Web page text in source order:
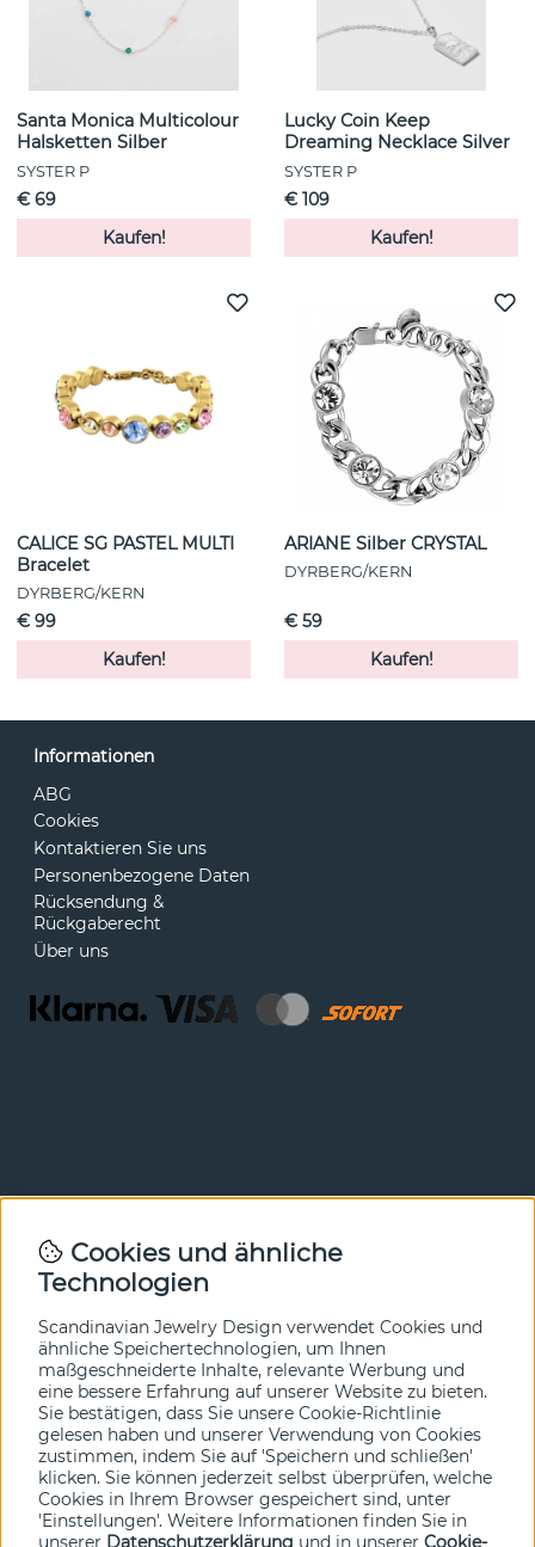
Santa Monica Multicolour
Halsketten Silber
SYSTER P
€ 69
Kaufen!
Lucky Coin Keep
Dreaming Necklace Silver
SYSTER P
€ 109
Kaufen!
CALICE SG PASTEL MULTI
Bracelet
DYRBERG/KERN
€ 99
Kaufen!
ARIANE Silber CRYSTAL
DYRBERG/KERN
€ 59
Kaufen!
Informationen
ABG
Cookies
Kontaktieren Sie uns
Personenbezogene Daten
Rücksendung &
Rückgaberecht
Über uns
Newsletter
In unserem Newsletter erfahren Sie vor allen anderen
hier an.
Ja bitte!
Cookies und ähnliche
Technologien
Scandinavian Jewelry Design verwendet Cookies und
ähnliche Speichertechnologien, um Ihnen
maßgeschneiderte Inhalte, relevante Werbung und
eine bessere Erfahrung auf unserer Website zu bieten.
Sie bestätigen, dass Sie unsere Cookie-Richtlinie
gelesen haben und unserer Verwendung von Cookies
zustimmen, indem Sie auf 'Speichern und schließen'
klicken. Sie können jederzeit selbst überprüfen, welche
Cookies in Ihrem Browser gespeichert sind, unter
'Einstellungen'. Weitere Informationen finden Sie in
unserer Datenschutzerklärung und in unserer Cookie-